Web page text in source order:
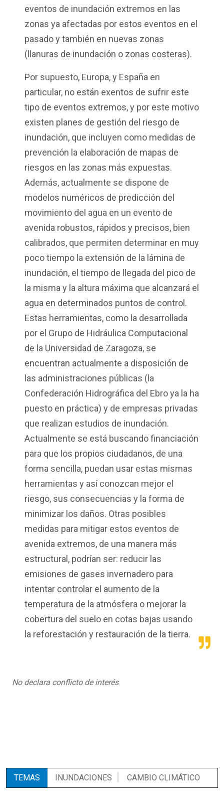
eventos de inundación extremos en las
zonas ya afectadas por estos eventos en el
pasado y también en nuevas zonas
(llanuras de inundación o zonas costeras).
Por supuesto, Europa, y España en
particular, no están exentos de sufrir este
tipo de eventos extremos, y por este motivo
existen planes de gestión del riesgo de
inundación, que incluyen como medidas de
prevención la elaboración de mapas de
riesgos en las zonas más expuestas.
Además, actualmente se dispone de
modelos numéricos de predicción del
movimiento del agua en un evento de
avenida robustos, rápidos y precisos, bien
calibrados, que permiten determinar en muy
poco tiempo la extensión de la lámina de
inundación, el tiempo de llegada del pico de
la misma y la altura máxima que alcanzará el
agua en determinados puntos de control.
Estas herramientas, como la desarrollada
por el Grupo de Hidráulica Computacional
de la Universidad de Zaragoza, se
encuentran actualmente a disposición de
las administraciones públicas (la
Confederación Hidrográfica del Ebro ya la ha
puesto en práctica) y de empresas privadas
que realizan estudios de inundación.
Actualmente se está buscando financiación
para que los propios ciudadanos, de una
forma sencilla, puedan usar estas mismas
herramientas y así conozcan mejor el
riesgo, sus consecuencias y la forma de
minimizar los daños. Otras posibles
medidas para mitigar estos eventos de
avenida extremos, de una manera más
estructural, podrían ser: reducir las
emisiones de gases invernadero para
intentar controlar el aumento de la
temperatura de la atmósfera o mejorar la
cobertura del suelo en cotas bajas usando
la reforestación y restauración de la tierra.
No declara conflicto de interés
TEMAS INUNDACIONES CAMBIO CLIMÁTICO